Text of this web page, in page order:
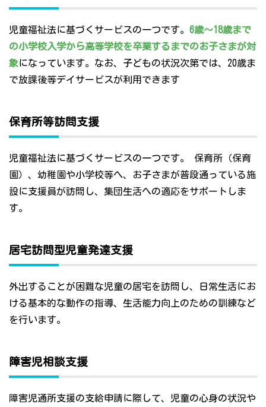
児童福祉法に基づくサービスの一つです。 6歳～18歳まで
の小学校入学から高等学校を卒業するまでのお子さまが対
象になっています。なお、子どもの状況次第では、20歳ま
で放課後等デイサービスが利用できます
保育所等訪問支援
児童福祉法に基づくサービスの一つです。 保育所（保育
園）、幼稚園や小学校等へ、お子さまが普段通っている施
設に支援員が訪問し、集団生活への適応をサポートしま
す。
居宅訪問型児童発達支援
外出することが困難な児童の居宅を訪問し、日常生活にお
ける基本的な動作の指導、生活能力向上のための訓練など
を行います。
障害児相談支援
障害児通所支援の支給申請に際して、児童の心身の状況や